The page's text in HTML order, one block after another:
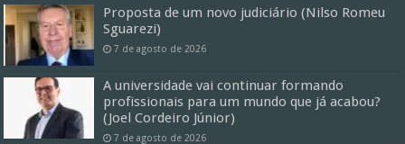
Proposta de um novo judiciário (Nilso Romeu
Sguarezi)
7 de agosto de 2026
A universidade vai continuar formando
profissionais para um mundo que já acabou?
(Joel Cordeiro Júnior)
7 de agosto de 2026